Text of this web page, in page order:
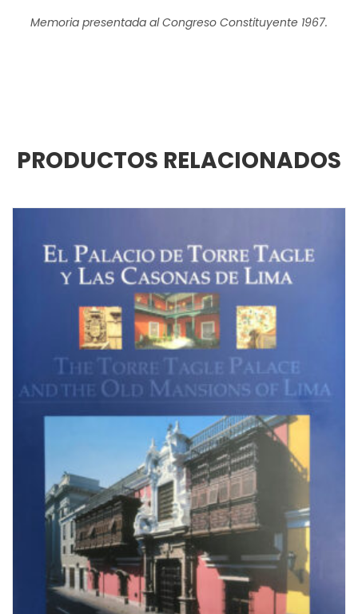
Memoria presentada al Congreso Constituyente 1967.
PRODUCTOS RELACIONADOS